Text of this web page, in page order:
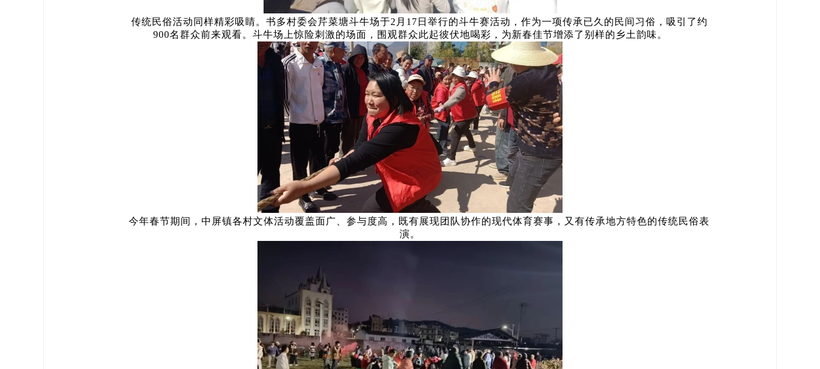
传统民俗活动同样精彩吸睛。书多村委会芹菜塘斗牛场于2月17日举行的斗牛赛活动，作为一项传承已久的民间习俗，吸引了约
900名群众前来观看。斗牛场上惊险刺激的场面，围观群众此起彼伏地喝彩，为新春佳节增添了别样的乡土韵味。
今年春节期间，中屏镇各村文体活动覆盖面广、参与度高，既有展现团队协作的现代体育赛事，又有传承地方特色的传统民俗表
演。